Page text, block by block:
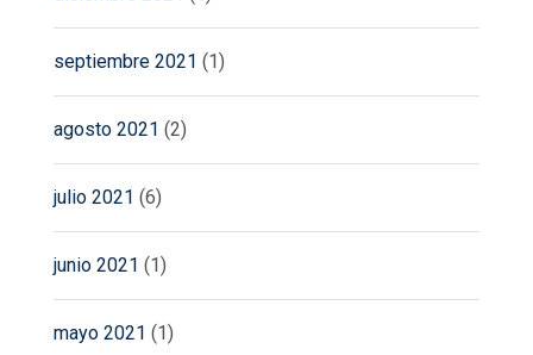
septiembre 2021 (1)
agosto 2021 (2)
julio 2021 (6)
junio 2021 (1)
mayo 2021 (1)